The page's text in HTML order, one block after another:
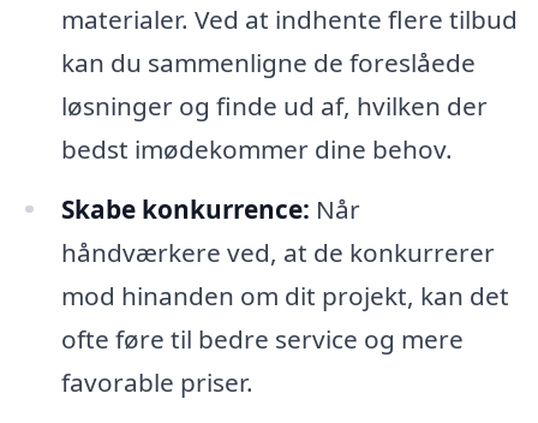
materialer. Ved at indhente flere tilbud
kan du sammenligne de foreslåede
løsninger og finde ud af, hvilken der
bedst imødekommer dine behov.
Skabe konkurrence: Når
håndværkere ved, at de konkurrerer
mod hinanden om dit projekt, kan det
ofte føre til bedre service og mere
favorable priser.